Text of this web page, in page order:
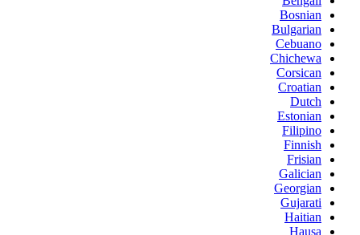
Bosnian
Bulgarian
Cebuano
Chichewa
Corsican
Croatian
Dutch
Estonian
Filipino
Finnish
Frisian
Galician
Georgian
Gujarati
Haitian
Hausa